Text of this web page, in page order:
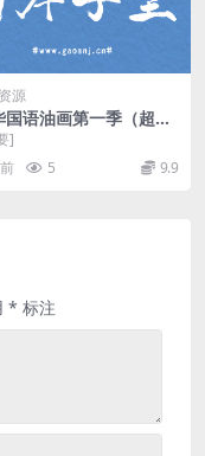
源
国语油画第一季（超清
度网盘
]
5 9.9
* 标注